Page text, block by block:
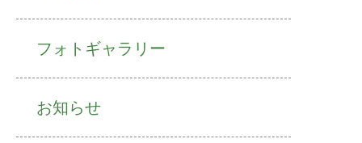
フォトギャラリー
お知らせ